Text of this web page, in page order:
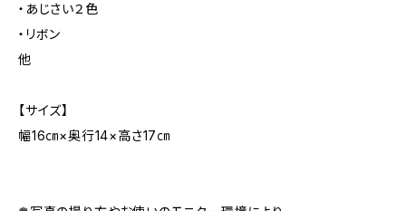
・あじさい２色
・リボン
他
【サイズ】
幅16㎝×奥行14×高さ17㎝